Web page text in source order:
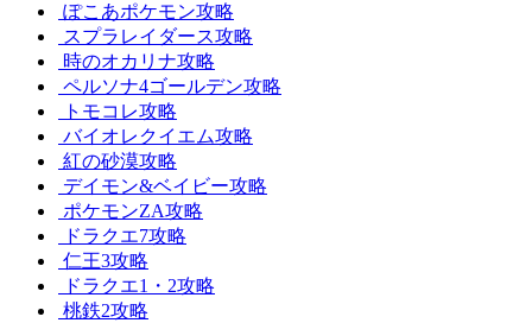
ぽこあポケモン攻略
スプラレイダース攻略
時のオカリナ攻略
ペルソナ4ゴールデン攻略
トモコレ攻略
バイオレクイエム攻略
紅の砂漠攻略
デイモン&ベイビー攻略
ポケモンZA攻略
ドラクエ7攻略
仁王3攻略
ドラクエ1・2攻略
桃鉄2攻略